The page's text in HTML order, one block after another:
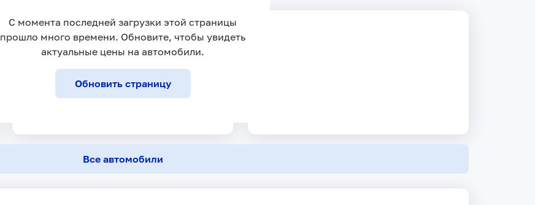
Все автомобили
С момента последней загрузки этой страницы
прошло много времени. Обновите, чтобы увидеть
актуальные цены на автомобили.
Обновить страницу